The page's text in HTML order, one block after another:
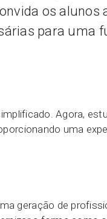
os alunos
para uma
Agora,
uma
geração de